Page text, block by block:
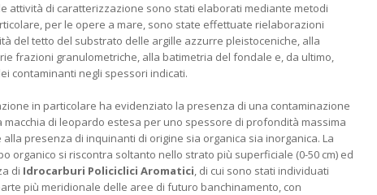
attività di caratterizzazione sono stati elaborati mediante metodi
per le opere a mare, sono state effettuate rielaborazioni
del tetto del substrato delle argille azzurre pleistoceniche, alla
frazioni granulometriche, alla batimetria del fondale e, da ultimo,
contaminanti negli spessori indicati.
in particolare ha evidenziato la presenza di una contaminazione
macchia di leopardo estesa per uno spessore di profondità massima
alla presenza di inquinanti di origine sia organica sia inorganica. La
organico si riscontra soltanto nello strato più superficiale (0-50 cm) ed
di Idrocarburi Policiclici Aromatici, di cui sono stati individuati
più meridionale delle aree di futuro banchinamento, con